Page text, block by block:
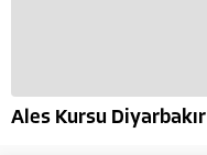
Ales Kursu Diyarbakır